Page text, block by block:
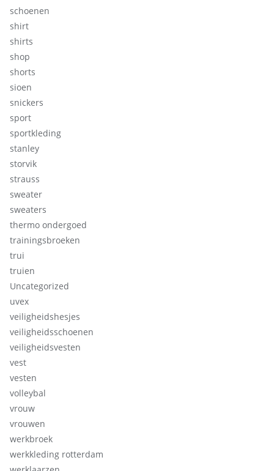
schoenen
shirt
shirts
shop
shorts
sioen
snickers
sport
sportkleding
stanley
storvik
strauss
sweater
sweaters
thermo ondergoed
trainingsbroeken
trui
truien
Uncategorized
uvex
veiligheidshesjes
veiligheidsschoenen
veiligheidsvesten
vest
vesten
volleybal
vrouw
vrouwen
werkbroek
werkkleding rotterdam